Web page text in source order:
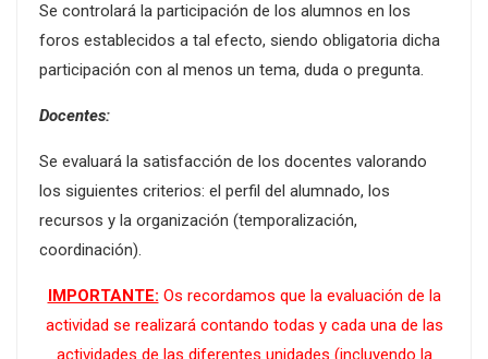
Se controlará la participación de los alumnos en los
foros establecidos a tal efecto, siendo obligatoria dicha
participación con al menos un tema, duda o pregunta.
Docentes:
Se evaluará la satisfacción de los docentes valorando
los siguientes criterios: el perfil del alumnado, los
recursos y la organización (temporalización,
coordinación).
IMPORTANTE: Os recordamos que la evaluación de la
actividad se realizará contando todas y cada una de las
actividades de las diferentes unidades (incluyendo la